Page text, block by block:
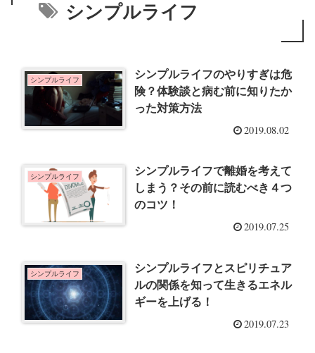
シンプルライフ
シンプルライフ
シンプルライフのやりすぎは危
険？体験談と病む前に知りたか
った対策方法
2019.08.02
シンプルライフ
シンプルライフで離婚を考えて
しまう？その前に読むべき４つ
のコツ！
2019.07.25
シンプルライフ
シンプルライフとスピリチュア
ルの関係を知って生きるエネル
ギーを上げる！
2019.07.23